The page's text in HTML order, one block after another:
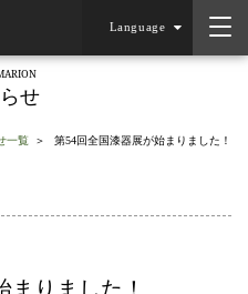
Language
せ
一覧 第54回全国漆器展が始まりました！
まりました！